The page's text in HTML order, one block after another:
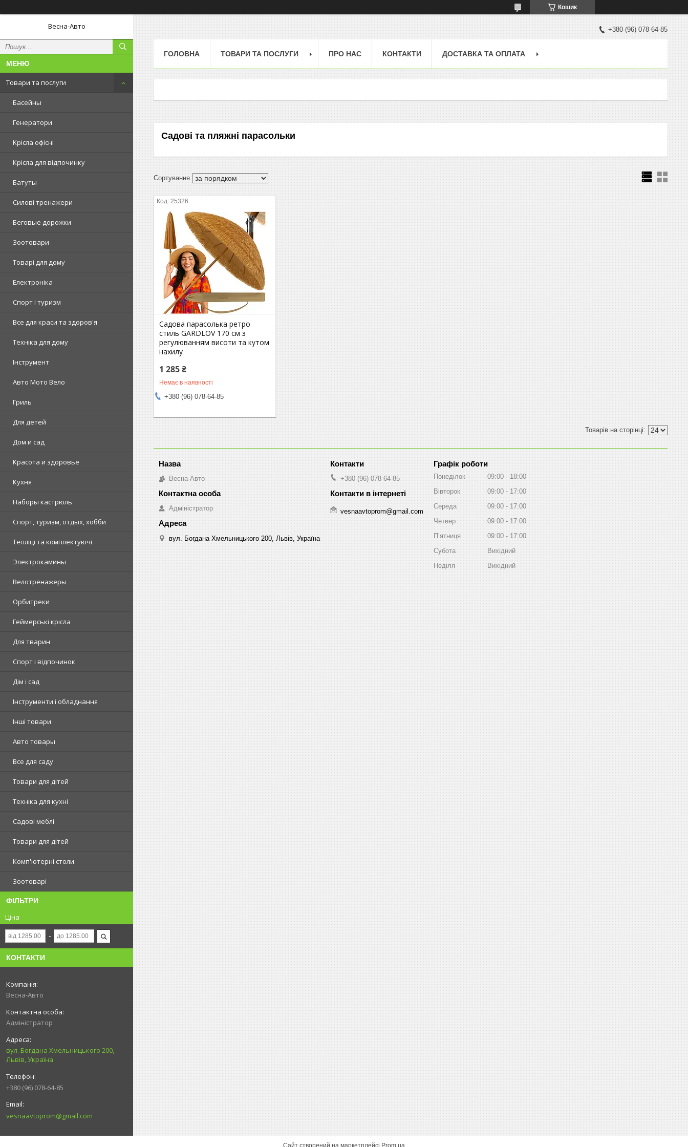
Кошик
Весна-Авто
Товари та послуги
Басейны
Генератори
Kрісла oфісні
Крісла для відпочинку
Батуты
Силові тренажери
Беговые дорожки
Зоотовари
Товарі для дому
Електроніка
Спорт і туризм
Все для краси та здоров'я
Техніка для дому
Інструмент
Авто Мото Вело
Гриль
Для детей
Дом и сад
Красота и здоровье
Кухня
Наборы кастрюль
Спорт, туризм, отдых, хобби
Тепліці та комплектуючі
Электрокамины
Велотренажеры
Орбитреки
Геймерські крісла
Для тварин
Спорт і відпочинок
Дім і сад
Інструменти і обладнання
Інші товари
Авто товары
Все для саду
Товари для дітей
Техніка для кухні
Садові меблі
Товари для дітей
Комп'ютерні столи
Зоотоварі
ФІЛЬТРИ
Ціна
КОНТАКТИ
Весна-Авто
Адміністратор
вул. Богдана Хмельницького 200,
Львів, Україна
+380 (96) 078-64-85
vesnaavtoprom@gmail.com
+380 (96) 078-64-85
ГОЛОВНА ТОВАРИ ТА ПОСЛУГИ ПРО НАС КОНТАКТИ ДОСТАВКА ТА ОПЛАТА
Садові та пляжні парасольки
25326
Садова парасолька ретро
стиль GARDLOV 170 см з
регулюванням висоти та кутом
нахилу
1 285 ₴
Немає в наявності
+380 (96) 078-64-85
Весна-Авто
Адміністратор
вул. Богдана Хмельницького 200, Львів, Україна
+380 (96) 078-64-85
vesnaavtoprom@gmail.com
Графік роботи
Понеділок 09:00
18:00
Вівторок
09:00
17:00
Середа
09:00
17:00
Четвер
09:00
17:00
Пʼятниця
09:00
17:00
Субота
Вихідний
Неділя
Вихідний
Сайт створений на маркетплейсі Prom.ua